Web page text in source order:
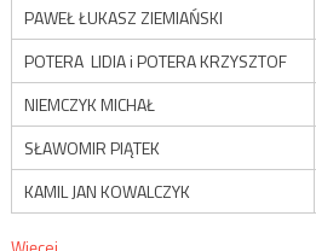
PAWEŁ ŁUKASZ ZIEMIAŃSKI
POTERA LIDIA i POTERA KRZYSZTOF
NIEMCZYK MICHAŁ
SŁAWOMIR PIĄTEK
KAMIL JAN KOWALCZYK